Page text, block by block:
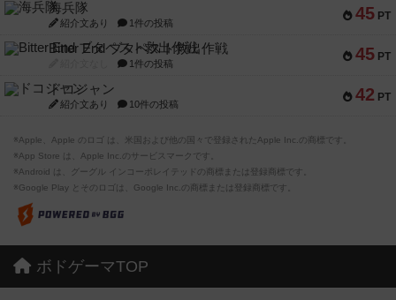
45 PT
海兵隊
紹介文あり 1件の投稿
45 PT
Bitter End ブタペスト救出作戦
1件の投稿
42 PT
ドコジャン
紹介文あり 10件の投稿
※Apple、Apple のロゴ は、米国および他の国々で登録されたApple Inc.の商標です。
※App Store は、Apple Inc.のサービスマークです。
※Android は、グーグル インコーポレイテッドの商標または登録商標です。
※Google Play とそのロゴは、Google Inc.の商標または登録商標です。
ボドゲーマTOP